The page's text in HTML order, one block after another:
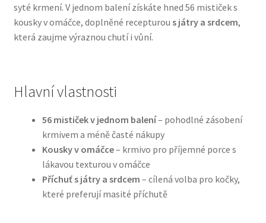
Natural Trainer pro psy — Italské krmivo s
přírodními složkami
Hill’s pro psy
Hračky pro psy
Konzervy a kapsičky pro psy
N&D Farmina pro psy — Italské holistic krmivo
syté krmení. V jednom balení získáte hned 56 mističek s
kousky v omáčce, doplněné recepturou s játry a srdcem,
která zaujme výraznou chutí i vůní.
Hlavní vlastnosti
56 mističek v jednom balení– pohodlné zásobení
krmivem a méně časté nákupy
Kousky v omáčce– krmivo pro příjemné porce s
lákavou texturou v omáčce
Příchuť s játry a srdcem – cílená volba pro kočky,
které preferují masité příchutě